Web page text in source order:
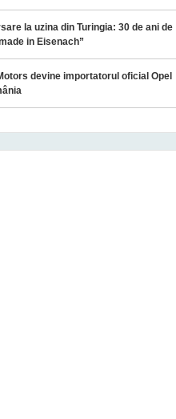
la uzina din Turingia: 30 de ani de
in Eisenach”
devine importatorul oficial Opel